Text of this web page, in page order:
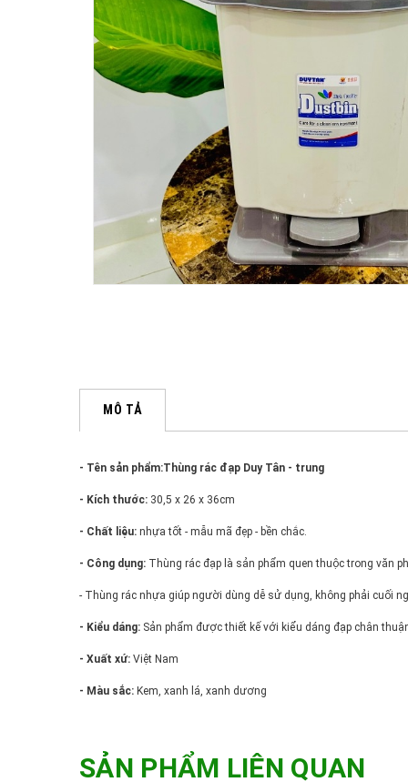
MÔ TẢ
- Tên sản phẩm:Thùng rác đạp Duy Tân - trung
- Kích thước: 30,5 x 26 x 36cm
- Chất liệu: nhựa tốt - mẫu mã đẹp - bền chắc.
- Công dụng: Thùng rác đạp là sản phẩm quen thuộc trong văn
- Thùng rác nhựa giúp người dùng dễ sử dụng, không phải cuối
- Kiểu dáng: Sản phẩm được thiết kế với kiểu dáng đạp chân
- Xuất xứ: Việt Nam
- Màu sắc: Kem, xanh lá, xanh dương
SẢN PHẨM LIÊN QUAN